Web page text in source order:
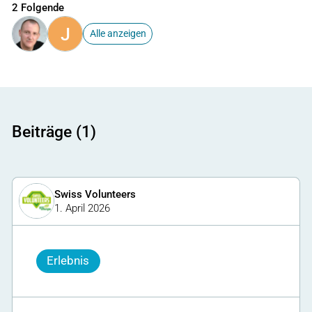
2 Folgende
J Alle anzeigen
Beiträge (1)
Swiss Volunteers
1. April 2026
Erlebnis